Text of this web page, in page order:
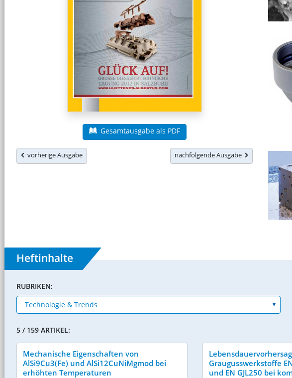
Gesamtausgabe als PDF
vorherige Ausgabe nachfolgende Ausgabe
Heftinhalte
RUBRIKEN:
5 / 159 ARTIKEL:
Mechanische Eigenschaften von
AlSi9Cu3(Fe) und AlSi12CuNiMgmod bei
erhöhten Temperaturen
Graugusswerkstoffe EN
und EN GJL250 bei